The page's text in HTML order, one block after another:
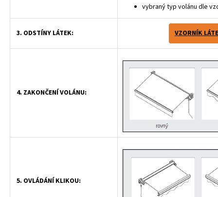
vybraný typ volánu dle
3. ODSTÍNY LÁTEK: VZORNÍK
4. ZAKONČENÍ VOLÁNU:
5. OVLÁDÁNÍ KLIKOU: